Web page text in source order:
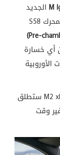
M الجديد
على هذا الإصدار الكهربائي. النظام المُحدّث للمحرك S58
أي خسارة
الأوروبية
هذا النظام سيصل لاحقاً هذا العام، لكنّ M2 xDrive ستطلق
وقت